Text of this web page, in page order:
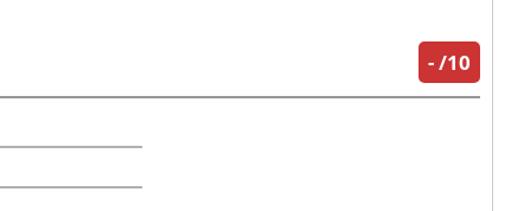
-/10